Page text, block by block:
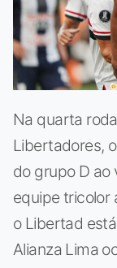
Na quarta
Libertadores,
do grupo D ao
equipe tricolor
o Libertad
Alianza Lima